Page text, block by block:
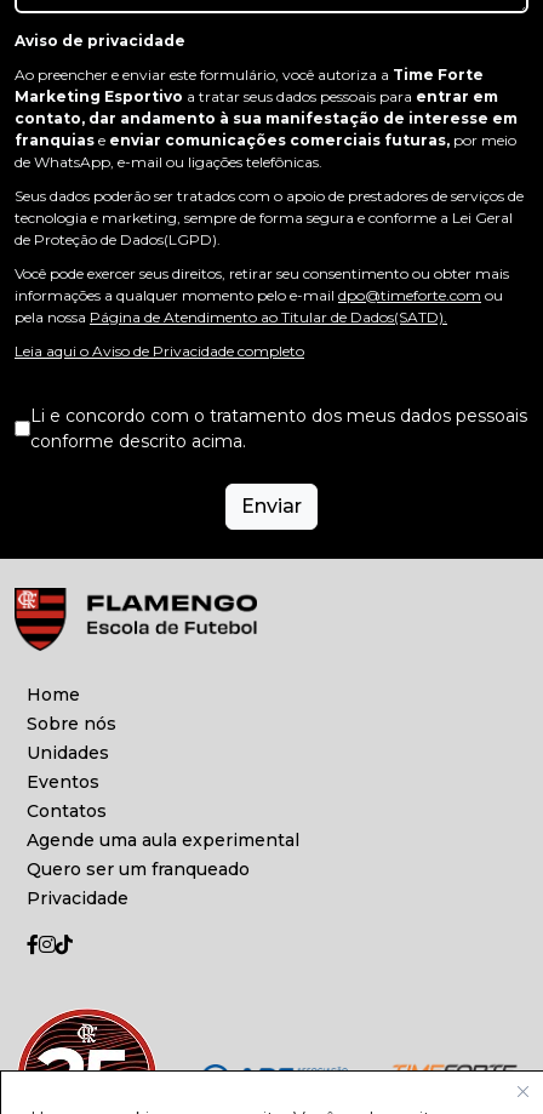
Aviso de privacidade
Ao preencher e enviar este formulário, você autoriza a Time Forte
Marketing Esportivo a tratar seus dados pessoais para entrar em
contato, dar andamento à sua manifestação de interesse em
franquias e enviar comunicações comerciais futuras, por meio
de WhatsApp, e-mail ou ligações telefônicas.
Seus dados poderão ser tratados com o apoio de prestadores de serviços de
tecnologia e marketing, sempre de forma segura e conforme a Lei Geral
de Proteção de Dados(LGPD).
Você pode exercer seus direitos, retirar seu consentimento ou obter mais
informações a qualquer momento pelo e-mail dpo@timeforte.com ou
pela nossa Página de Atendimento ao Titular de Dados(SATD).
Leia aqui o Aviso de Privacidade completo
Li e concordo com o tratamento dos meus dados pessoais
conforme descrito acima.
Home
Sobre nós
Unidades
Eventos
Contatos
Agende uma aula experimental
Quero ser um franqueado
Privacidade